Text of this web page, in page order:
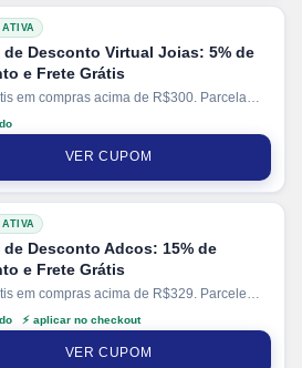
de Desconto Virtual Joias: 5% de
e Frete Grátis
em compras acima de R$300. Parcela
em até 6x sem juros.
VER CUPOM
de Desconto Adcos: 15% de
e Frete Grátis
em compras acima de R$329. Parcele
em até 6x sem juros no cartão. Ganhe
em pagamentos via PIX.
⚡ aplicar no checkout
VER CUPOM